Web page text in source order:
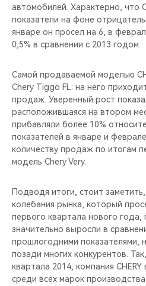
CHERY ДЛЯ ДЕТЕЙ
автомобилей. Характерно, что
показатели на фоне
январе он просел на 6, в
0,5% в сравнении с 2013 годом.
Самой продаваемой моделью
Chery Tiggo FL: на него
продаж. Уверенный рост
расположившаяся на втором
прибавляли более 10%
показателей в январе и
количеству продаж по итогам
модель Chery Very.
Подводя итоги, стоит
колебания рынка, который
первого квартала нового года,
значительно выросли в
прошлогодними показателями,
позади многих конкурентов.
квартала 2014, компания
среди всех марок